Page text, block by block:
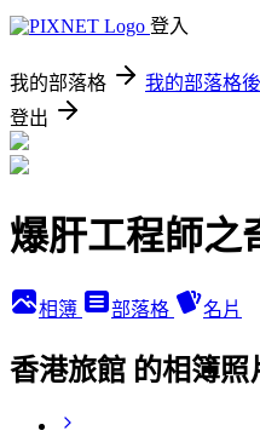
登入
我的部落格 我的部落格
登出
爆肝工程師之
相簿 部落格 名片
香港旅館 的相簿照